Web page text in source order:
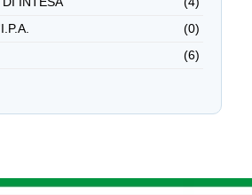
(0)
(6)